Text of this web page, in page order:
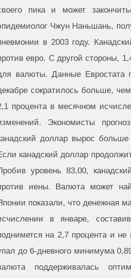
пика и может
Чжун Наньшань,
в 2003 году.
евро. С другой стороны,
валюты. Данные Евростата
сократилось больше,
процента в месячном
Экономисты
доллар вырос
канадский доллар
уровень 83,00,
иены. Валюта может
показали, что денежная
в январе,
на 2,7 процента и
до 6-дневного минимума
поддерживалась